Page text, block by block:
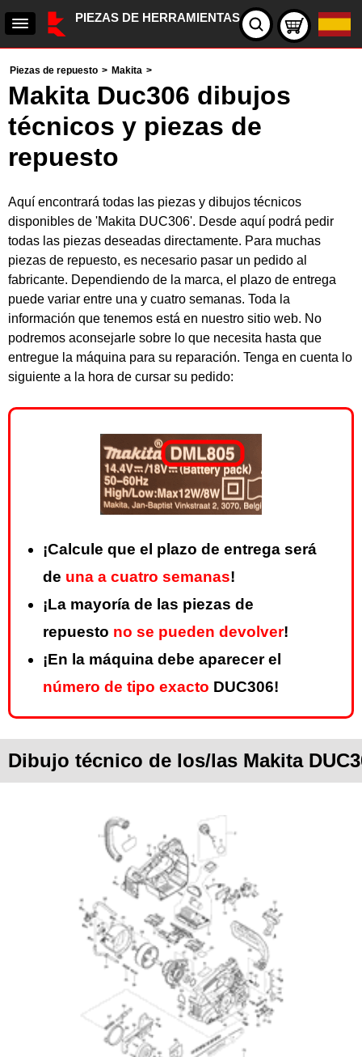
PIEZAS DE HERRAMIENTAS
Piezas de repuesto > Makita >
Makita Duc306 dibujos
técnicos y piezas de
repuesto
Aquí encontrará todas las piezas y dibujos técnicos
disponibles de 'Makita DUC306'. Desde aquí podrá pedir
todas las piezas deseadas directamente. Para muchas
piezas de repuesto, es necesario pasar un pedido al
fabricante. Dependiendo de la marca, el plazo de entrega
puede variar entre una y cuatro semanas. Toda la
información que tenemos está en nuestro sitio web. No
podremos aconsejarle sobre lo que necesita hasta que
entregue la máquina para su reparación. Tenga en cuenta lo
siguiente a la hora de cursar su pedido:
¡Calcule que el plazo de entrega será
de una a cuatro semanas!
¡La mayoría de las piezas de
repuesto no se pueden devolver!
¡En la máquina debe aparecer el
número de tipo exacto DUC306!
Dibujo técnico de los/las Makita